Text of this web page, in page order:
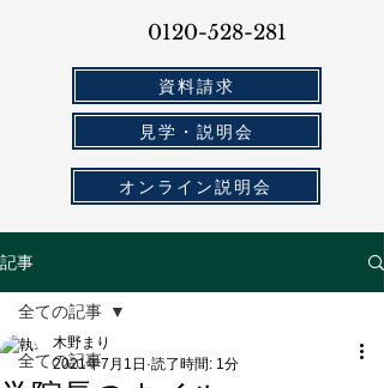
0120-528-281​
資料請求
見学・説明会
オンライン説明会
記事
全ての記事
全ての記事
木野まり
2021年7月1日 読了時間: 1分